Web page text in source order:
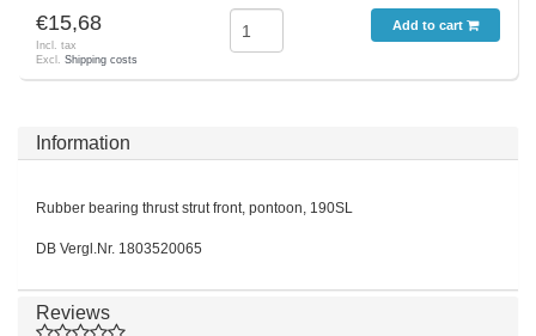
€15,68
Incl. tax
Excl. Shipping costs
Add to cart
Information
Rubber bearing thrust strut front, pontoon, 190SL
DB Vergl.Nr. 1803520065
Reviews